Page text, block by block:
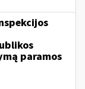
paramos